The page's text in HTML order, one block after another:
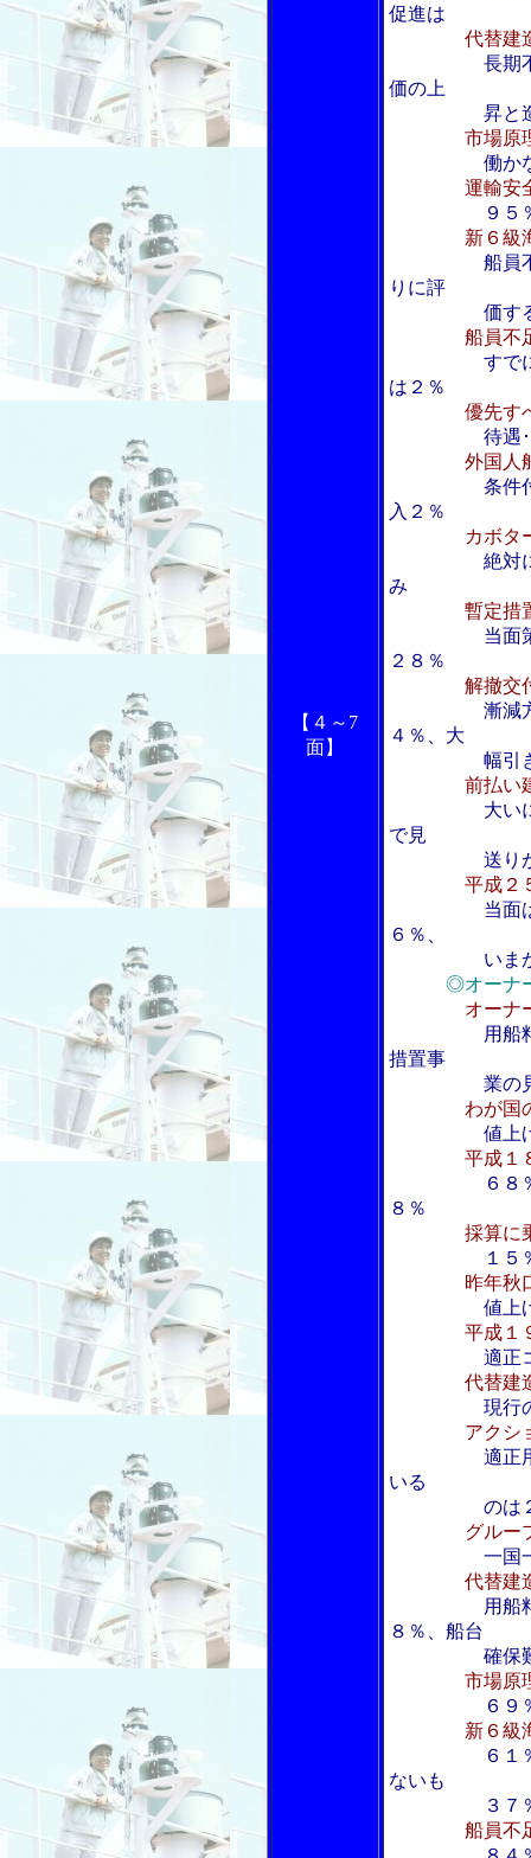
【４～7
面】
促進は
代替建
長期
価の上
昇と造船
市場原
働か
運輸安
９５
新６級
船員
りに評
価するが
船員不
すで
は２％
優先す
待遇･
外国人
条件
入２％
カボタ
絶対
み
暫定措
当面
２８％
解撤交
漸減
４％、大
幅引き下
前払い
大い
で見
送りが
平成２
当面
６％、
いまから
◎オーナ
オーナ
用船
措置事
業の見直
わが国
値上
平成１
６８
８％
採算に
１５
昨年秋
値上
平成１
適正
代替建
現行
アクシ
適正
いる
のは２
グルー
一国
代替建
用船
８％、船台
確保難が
市場原
６９
新６級
６１
ないも
３７
船員不